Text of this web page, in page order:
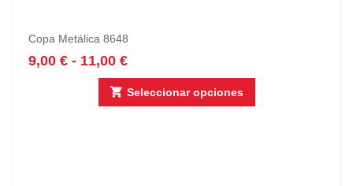
Copa Metálica 8648
9,00 € - 11,00 €
Seleccionar opciones